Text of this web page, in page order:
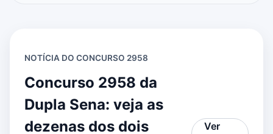
NOTÍCIA DO CONCURSO 2958
Concurso 2958 da
Dupla Sena: veja as
dezenas dos dois
Ver